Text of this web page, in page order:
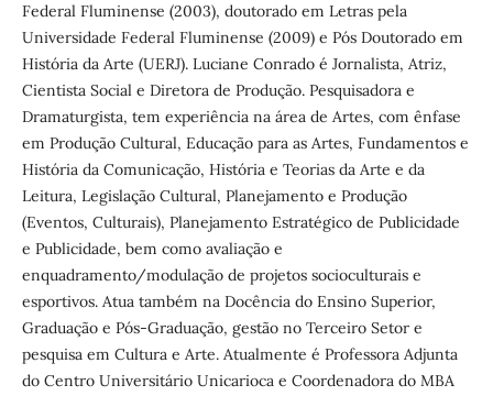
Federal Fluminense (2003), doutorado em Letras pela
Universidade Federal Fluminense (2009) e Pós Doutorado em
História da Arte (UERJ). Luciane Conrado é Jornalista, Atriz,
Cientista Social e Diretora de Produção. Pesquisadora e
Dramaturgista, tem experiência na área de Artes, com ênfase
em Produção Cultural, Educação para as Artes, Fundamentos e
História da Comunicação, História e Teorias da Arte e da
Leitura, Legislação Cultural, Planejamento e Produção
(Eventos, Culturais), Planejamento Estratégico de Publicidade
e Publicidade, bem como avaliação e
enquadramento/modulação de projetos socioculturais e
esportivos. Atua também na Docência do Ensino Superior,
Graduação e Pós-Graduação, gestão no Terceiro Setor e
pesquisa em Cultura e Arte. Atualmente é Professora Adjunta
do Centro Universitário Unicarioca e Coordenadora do MBA